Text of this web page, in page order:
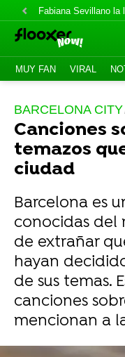
Fabiana Sevillano la
MUY FAN VIRAL
BARCELONA CITY
Canciones
temazos
ciudad
Barcelona es
conocidas del
de extrañar
hayan
de sus temas.
canciones
mencionan a